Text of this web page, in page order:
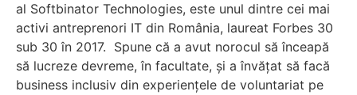
al Softbinator Technologies, este unul dintre cei mai
activi antreprenori IT din România, laureat Forbes 30
sub 30 în 2017. Spune că a avut norocul să înceapă
să lucreze devreme, în facultate, și a învățat să facă
business inclusiv din experiențele de voluntariat pe